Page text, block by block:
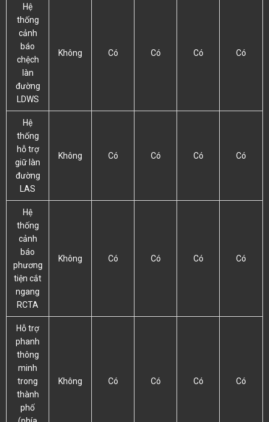
Hệ
thống
cảnh
báo
chệch
làn
đường
LDWS
Không Có Có Có Có
Hệ
thống
hỗ trợ
giữ làn
đường
LAS
Không Có Có Có Có
Hệ
thống
cảnh
báo
phương
tiện cắt
ngang
RCTA
Không Có Có Có Có
Hỗ trợ
phanh
thông
minh
trong
thành
phố
Không Có Có Có Có